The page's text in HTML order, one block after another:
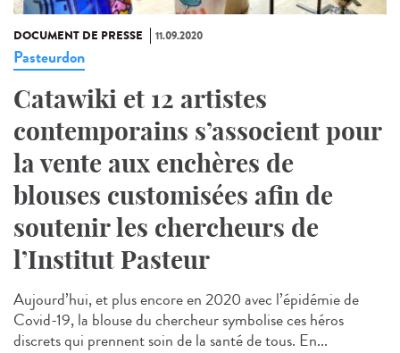
DOCUMENT DE PRESSE 11.09.2020
Pasteurdon
Catawiki et 12 artistes
contemporains s’associent pour
la vente aux enchères de
blouses customisées afin de
soutenir les chercheurs de
l’Institut Pasteur
Aujourd’hui, et plus encore en 2020 avec l’épidémie de
Covid-19, la blouse du chercheur symbolise ces héros
discrets qui prennent soin de la santé de tous. En...